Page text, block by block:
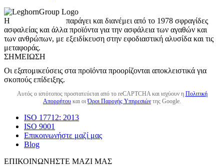
Η
παράγει και διανέμει από το 1978 σφραγίδες
ασφαλείας και άλλα προϊόντα για την ασφάλεια των αγαθών και
των ανθρώπων, με εξειδίκευση στην εφοδιαστική αλυσίδα και τις
μεταφοράς.
ΣΗΜΕΊΩΣΗ
Οι εξατομικεύσεις στα προϊόντα προορίζονται αποκλειστικά για
σκοπούς επίδειξης.
Αυτός ο ιστότοπος προστατεύεται από το reCAPTCHA και ισχύουν η Πολιτική
Απορρήτου και οιΌροι Παροχής Υπηρεσιών της Google.
ISO 17712: 2013
ISO 9001
Επικοινωνήστε μαζί μας
Blog
ΕΠΙΚΟΙΝΩΝΉΣΤΕ ΜΑΖΊ ΜΑΣ